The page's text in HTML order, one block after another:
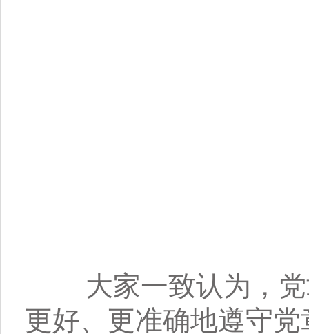
大家一致认为，党
更好、更准确地遵守